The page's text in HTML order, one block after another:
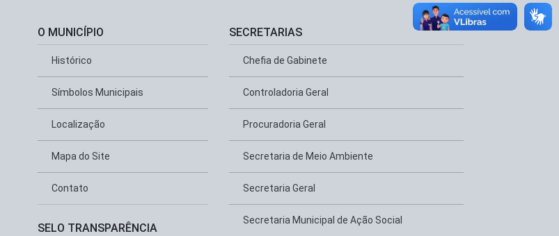
O MUNICÍPIO
Histórico
Símbolos Municipais
Localização
Mapa do Site
Contato
SELO TRANSPARÊNCIA
SECRETARIAS
Chefia de Gabinete
Controladoria Geral
Procuradoria Geral
Secretaria de Meio Ambiente
Secretaria Geral
Secretaria Municipal de Ação Social